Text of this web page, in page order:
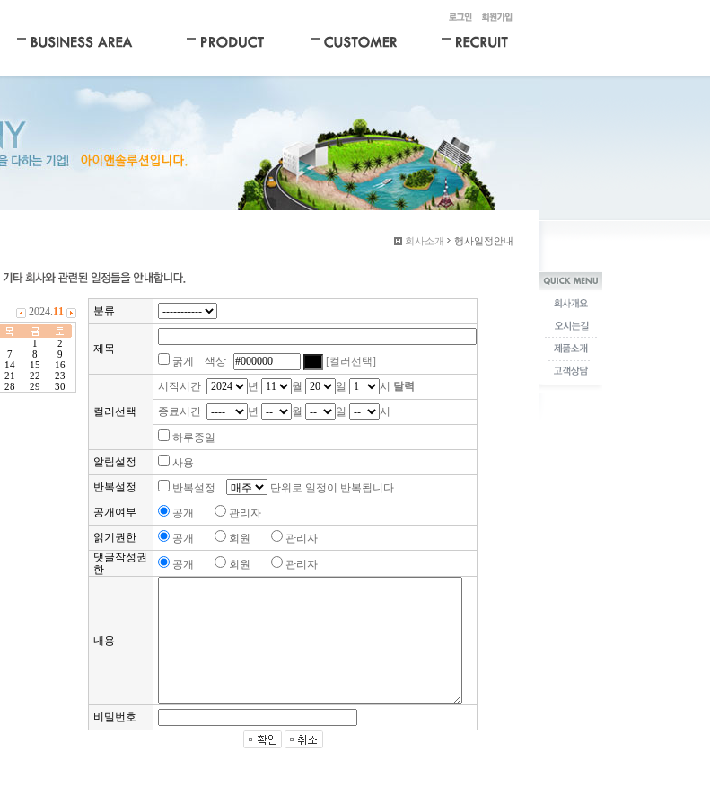
회사소개 행사일정안내
분류
제목
굵게 색상
[컬러선택]
컬러선택
시작시간 년 월 일 시 달력
종료시간
년 월 일 시
하루종일
알림설정
사용
반복설정
반복설정
단위로 일정이 반복됩니다.
공개여부
공개
관리자
읽기권한
공개 회원
관리자
댓글작성권
한
공개 회원 관리자
내용
비밀번호